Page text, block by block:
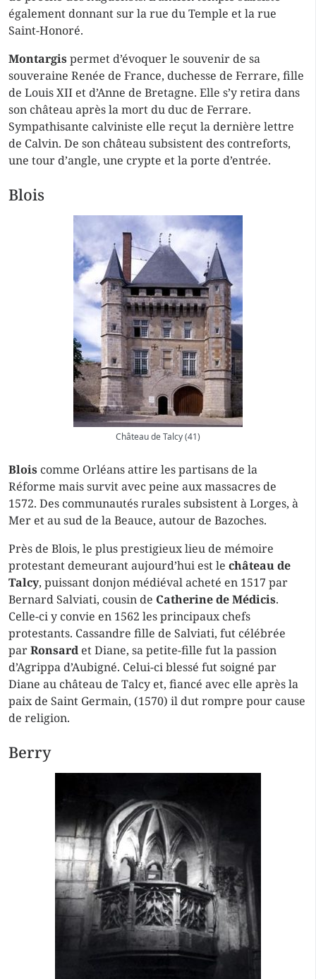
également donnant sur la rue du Temple et la rue
Saint-Honoré.
Montargispermet d’évoquer le souvenir de sa
souveraine Renée de France, duchesse de Ferrare, fille
de Louis XII et d’Anne de Bretagne. Elle s’y retira dans
son château après la mort du duc de Ferrare.
Sympathisante calviniste elle reçut la dernière lettre
de Calvin. De son château subsistent des contreforts,
une tour d’angle, une crypte et la porte d’entrée.
Blois
Château de Talcy (41)
Blois comme Orléans attire les partisans de la
Réforme mais survit avec peine aux massacres de
1572. Des communautés rurales subsistent à Lorges, à
Mer et au sud de la Beauce, autour de Bazoches.
Près de Blois, le plus prestigieux lieu de mémoire
protestant demeurant aujourd’hui est le château de
Talcy, puissant donjon médiéval acheté en 1517 par
Bernard Salviati, cousin de Catherine de Médicis.
Celle-ci y convie en 1562 les principaux chefs
protestants. Cassandre fille de Salviati, fut célébrée
parRonsard et Diane, sa petite-fille fut la passion
d’Agrippa d’Aubigné. Celui-ci blessé fut soigné par
Diane au château de Talcy et, fiancé avec elle après la
paix de Saint Germain, (1570) il dut rompre pour cause
de religion.
Berry